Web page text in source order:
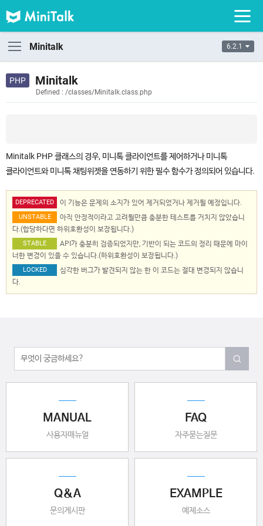
Minitalk 6.2.1
Minitalk
Defined : /classes/Minitalk.class.php
Minitalk PHP 클래스의 경우, 미니톡 클라이언트를 제어하거나 미니톡
클라이언트와 미니톡 채팅위젯을 연동하기 위한 필수 함수가 정의되어 있습니다.
DEPRECATED 이 기능은 문제의 소지가 있어 제거되었거나 제거될 예정입니다.
UNSTABLE
아직 안정적이라고 고려될만큼 충분한 테스트를 거치지 않았습니
다.(합당하다면 하위호환성이 보장됩니다.)
STABLE
API가 충분히 검증되었지만, 기반이 되는 코드의 정리 때문에 마이
너한 변경이 있을 수 있습니다.(하위호환성이 보장됩니다.)
LOCKED
심각한 버그가 발견되지 않는 한 이 코드는 절대 변경되지 않습니
다.
MANUAL
사용자매뉴얼
FAQ
자주묻는질문
Q&A
문의게시판
EXAMPLE
예제소스